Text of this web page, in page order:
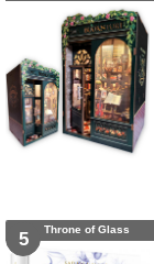
5 Throne of Glass